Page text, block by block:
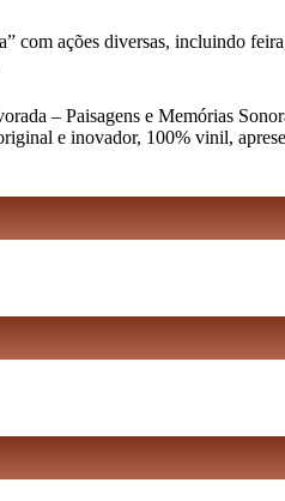
com ações diversas, incluindo
– Paisagens e Memórias
e inovador, 100% vinil,